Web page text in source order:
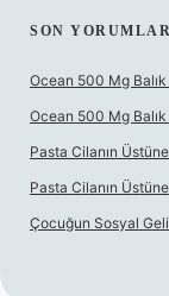
SON YORUMLAR
Ocean 500 Mg Balık
Ocean 500 Mg Balık
Pasta Cilanın
Pasta Cilanın
Çocuğun Sosyal